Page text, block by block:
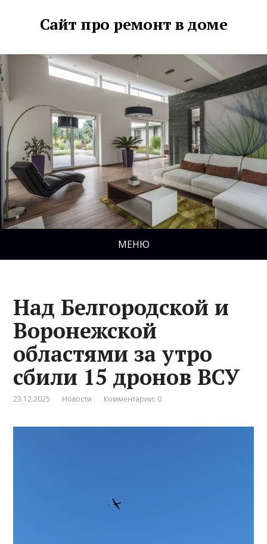
Сайт про ремонт в доме
МЕНЮ
Над Белгородской и
Воронежской
областями за утро
сбили 15 дронов ВСУ
23.12.2025 Новости Комментарии: 0